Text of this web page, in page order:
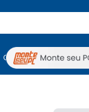
PC Gamer
Computadores